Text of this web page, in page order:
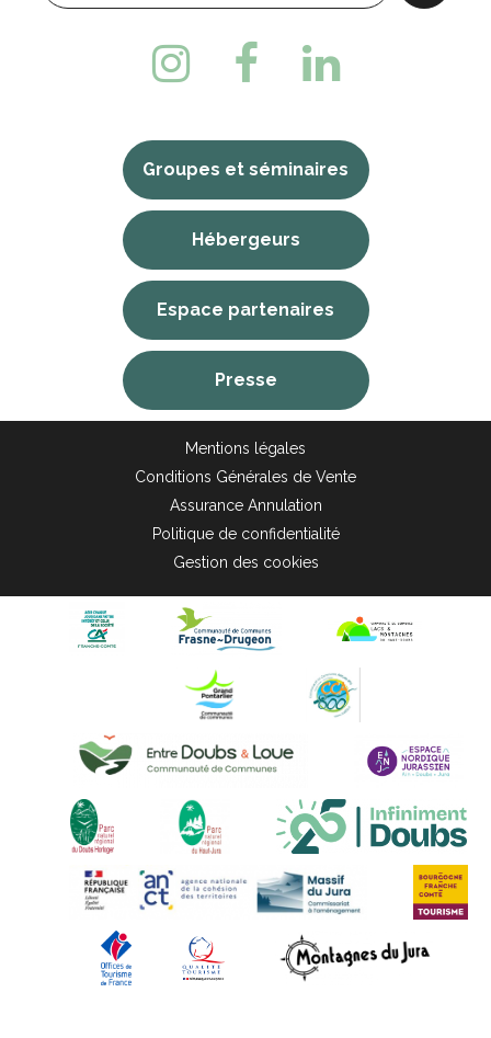
Groupes et séminaires
Hébergeurs
Espace partenaires
Presse
Mentions légales
Conditions Générales de Vente
Assurance Annulation
Politique de confidentialité
Gestion des cookies